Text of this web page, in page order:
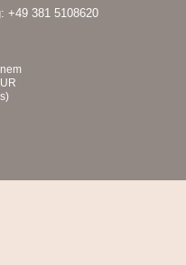
+49 381 5108620